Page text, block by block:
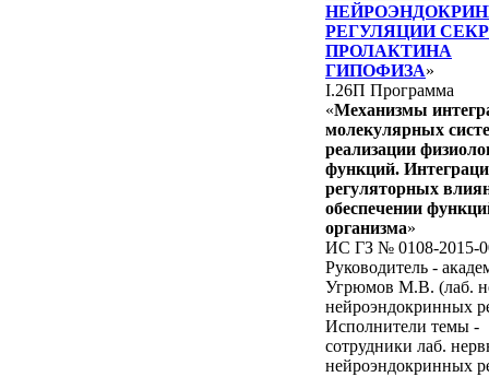
РЕГУЛЯЦИИ
ПРОЛАКТИНА
ГИПОФИЗА»
I.26П Программа
«Механизмы
молекулярных
реализации
функций.
регуляторных
обеспечении
организма»
ИС ГЗ № 0108-2015-
Руководитель -
Угрюмов М.В. (лаб.
нейроэндокринных
Исполнители темы -
сотрудники лаб.
нейроэндокринных